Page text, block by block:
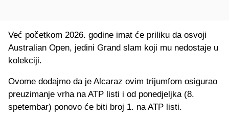
Već početkom 2026. godine imat će priliku da osvoji
Australian Open, jedini Grand slam koji mu nedostaje u
kolekciji.
Ovome dodajmo da je Alcaraz ovim trijumfom osigurao
preuzimanje vrha na ATP listi i od ponedjeljka (8.
spetembar) ponovo će biti broj 1. na ATP listi.